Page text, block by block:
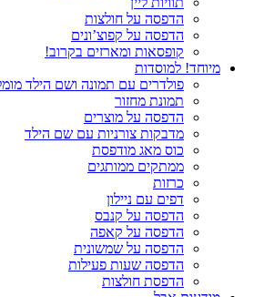
הדפסה על חולצות
הדפסה על קפוצ’ונים
קופסאות ומארזים בקרוב!
מיוחד! למוסדות
פולדרים עם תמונה ושם הילד
תמונת מחזור
הדפסה על מוצרים
מדבקות צורניות עם שם הילד
כוס מאג מודפסת
ממתקים ממותגים
כרזות
דפים עם ניילון
הדפסה על קנבס
הדפסה על קאפה
הדפסה על שמשונית
הדפסה שעות פעילות
הדפסת חולצות